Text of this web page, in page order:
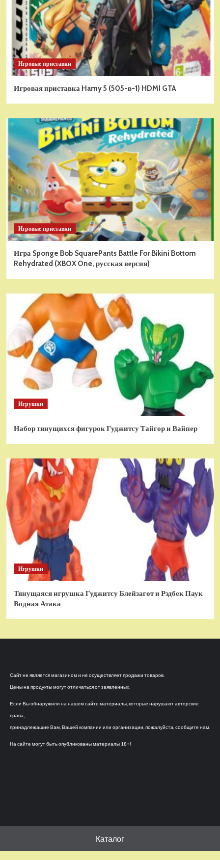
Игровые приставки
Игровая приставка Hamy 5 (505-в-1) HDMI GTA
Игровые приставки
Игра Sponge Bob SquarePants Battle For Bikini Bottom
Rehydrated (XBOX One, русская версия)
Игрушки
Набор тянущихся фигурок Гуджитсу Тайгор и Вайпер
Игрушки
Тянущаяся игрушка Гуджитсу Блейзагот и Рэдбек Паук
Водная Атака
Сайт не является магазином и не осуществляет продажи товаров.
Цены на продукты могут отличаться от заявленных.
Если Вы обнаружили на нашем сайте материалы, которые нарушают авторские
права,
принадлежащие Вам, Вашей компании или организации, пожалуйста, сообщите нам.
На сайте могут быть опубликованы материалы 18+!
Каталог